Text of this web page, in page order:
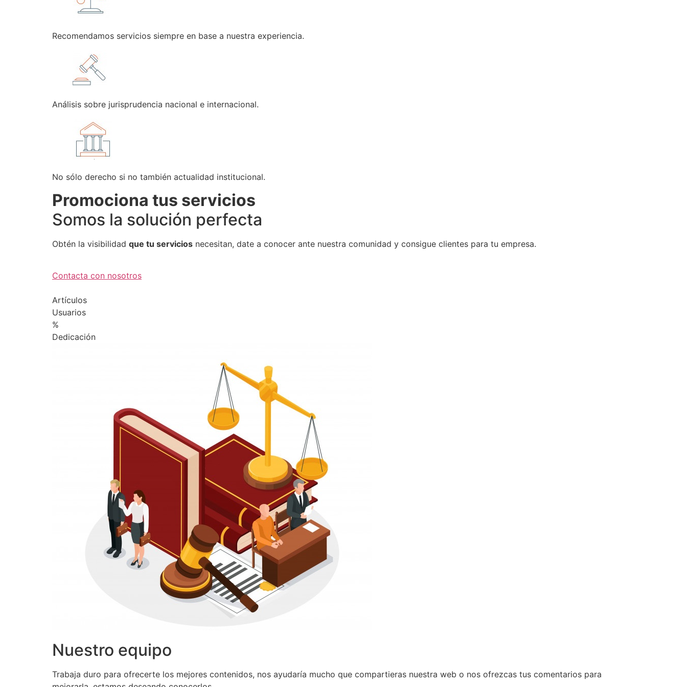
Recomendamos servicios siempre en base a nuestra experiencia.
Análisis sobre jurisprudencia nacional e internacional.
No sólo derecho si no también actualidad institucional.
Promociona tus servicios
Somos la solución perfecta
Obtén la visibilidad que tu servicios necesitan, date a conocer ante nuestra comunidad y consigue clientes para tu empresa.
Contacta con nosotros
Artículos
Usuarios
%
Dedicación
Nuestro equipo
Trabaja duro para ofrecerte los mejores contenidos, nos ayudaría mucho que compartieras nuestra web o nos ofrezcas tus comentarios para